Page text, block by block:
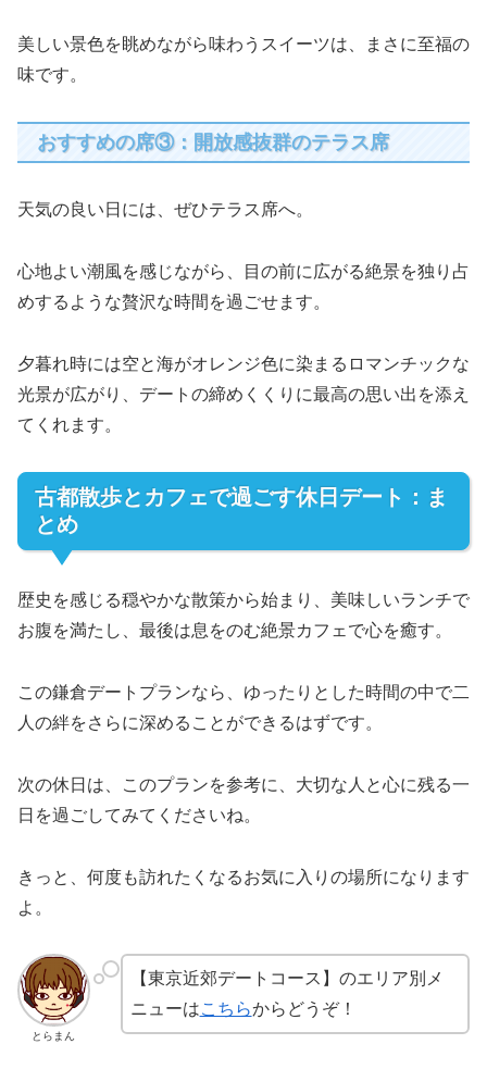
美しい景色を眺めながら味わうスイーツは、まさに至福の
味です。
おすすめの席③：開放感抜群のテラス席
天気の良い日には、ぜひテラス席へ。
心地よい潮風を感じながら、目の前に広がる絶景を独り占
めするような贅沢な時間を過ごせます。
夕暮れ時には空と海がオレンジ色に染まるロマンチックな
光景が広がり、デートの締めくくりに最高の思い出を添え
てくれます。
古都散歩とカフェで過ごす休日デート：ま
とめ
歴史を感じる穏やかな散策から始まり、美味しいランチで
お腹を満たし、最後は息をのむ絶景カフェで心を癒す。
この鎌倉デートプランなら、ゆったりとした時間の中で二
人の絆をさらに深めることができるはずです。
次の休日は、このプランを参考に、大切な人と心に残る一
日を過ごしてみてくださいね。
きっと、何度も訪れたくなるお気に入りの場所になります
よ。
とらまん
【東京近郊デートコース】のエリア別メ
ニューはこちらからどうぞ！